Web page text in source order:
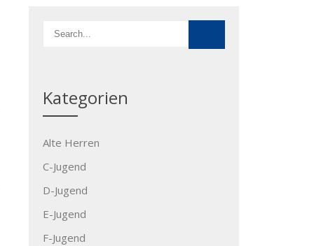
Kategorien
Alte Herren
C-Jugend
D-Jugend
E-Jugend
F-Jugend